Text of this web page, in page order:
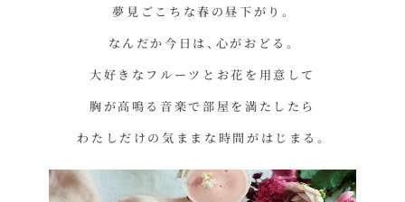
夢見ごこちな春の昼下がり。
なんだか今日は、心がおどる。
大好きなフルーツとお花を用意して
胸が高鳴る音楽で部屋を満たしたら
わたしだけの気ままな時間がはじまる。